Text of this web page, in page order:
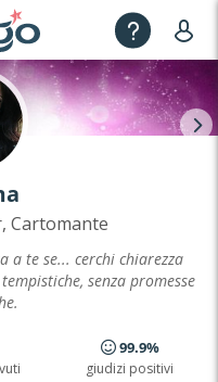
Cartomante
te se... cerchi chiarezza
senza promesse
99.9%
giudizi positivi